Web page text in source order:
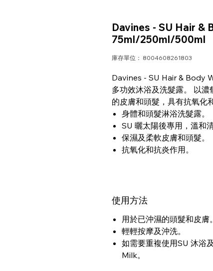
Davines - SU Hair &
75ml/250ml/500ml
庫存單位： 8004608261803
Davines - SU Hair & Body
多功效沐浴及洗髮露。 以
的皮膚和頭髮，具有抗氧化
身體和頭髮淋浴洗髮露。
SU 曬太陽後專用，溫和清
保濕及柔軟皮膚和頭髮。
抗氧化和抗炎作用。
使用方法
用於已沖濕的頭髮和皮膚。
輕輕按摩及沖洗。
如需要重複使用SU 沐浴
Milk。